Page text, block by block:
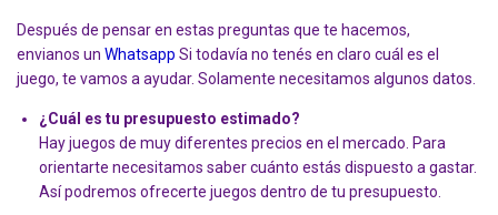
Después de pensar en estas preguntas que te hacemos,
envianos un Whatsapp Si todavía no tenés en claro cuál es el
juego, te vamos a ayudar. Solamente necesitamos algunos datos.
¿Cuál es tu presupuesto estimado?
Hay juegos de muy diferentes precios en el mercado. Para
orientarte necesitamos saber cuánto estás dispuesto a gastar.
Así podremos ofrecerte juegos dentro de tu presupuesto.